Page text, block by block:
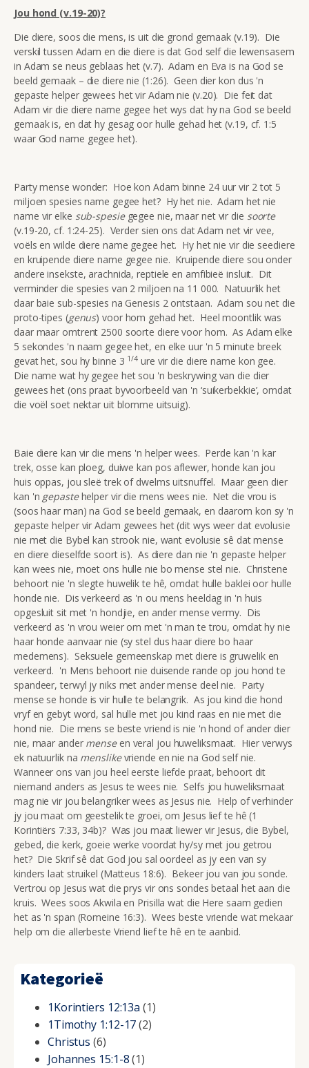
Jou hond (v.19-20)?
Die diere, soos die mens, is uit die grond gemaak (v.19). Die
verskil tussen Adam en die diere is dat God self die lewensasem
in Adam se neus geblaas het (v.7). Adam en Eva is na God se
beeld gemaak – die diere nie (1:26). Geen dier kon dus 'n
gepaste helper gewees het vir Adam nie (v.20). Die feit dat
Adam vir die diere name gegee het wys dat hy na God se beeld
gemaak is, en dat hy gesag oor hulle gehad het (v.19, cf. 1:5
waar God name gegee het).
Party mense wonder: Hoe kon Adam binne 24 uur vir 2 tot 5
miljoen spesies name gegee het? Hy het nie. Adam het nie
name vir elke sub-spesiegegee nie, maar net vir die soorte
(v.19-20, cf. 1:24-25). Verder sien ons dat Adam net vir vee,
voëls en wilde diere name gegee het. Hy het nie vir die seediere
en kruipende diere name gegee nie. Kruipende diere sou onder
andere insekste, arachnida, reptiele en amfibieë insluit. Dit
verminder die spesies van 2 miljoen na 11 000. Natuurlik het
daar baie sub-spesies na Genesis 2 ontstaan. Adam sou net die
proto-tipes (genus) voor hom gehad het. Heel moontlik was
daar maar omtrent 2500 soorte diere voor hom. As Adam elke
5 sekondes 'n naam gegee het, en elke uur 'n 5 minute breek
gevat het, sou hy binne 3 1/4 ure vir die diere name kon gee.
Die name wat hy gegee het sou 'n beskrywing van die dier
gewees het (ons praat byvoorbeeld van 'n ‘suikerbekkie’, omdat
die voël soet nektar uit blomme uitsuig).
Baie diere kan vir die mens 'n helper wees. Perde kan 'n kar
trek, osse kan ploeg, duiwe kan pos aflewer, honde kan jou
huis oppas, jou sleë trek of dwelms uitsnuffel. Maar geen dier
kan 'n gepastehelper vir die mens wees nie. Net die vrou is
(soos haar man) na God se beeld gemaak, en daarom kon sy 'n
gepaste helper vir Adam gewees het (dit wys weer dat evolusie
nie met die Bybel kan strook nie, want evolusie sê dat mense
en diere dieselfde soort is). As diere dan nie 'n gepaste helper
kan wees nie, moet ons hulle nie bo mense stel nie. Christene
behoort nie 'n slegte huwelik te hê, omdat hulle baklei oor hulle
honde nie. Dis verkeerd as 'n ou mens heeldag in 'n huis
opgesluit sit met 'n hondjie, en ander mense vermy. Dis
verkeerd as 'n vrou weier om met 'n man te trou, omdat hy nie
haar honde aanvaar nie (sy stel dus haar diere bo haar
medemens). Seksuele gemeenskap met diere is gruwelik en
verkeerd. 'n Mens behoort nie duisende rande op jou hond te
spandeer, terwyl jy niks met ander mense deel nie. Party
mense se honde is vir hulle te belangrik. As jou kind die hond
vryf en gebyt word, sal hulle met jou kind raas en nie met die
hond nie. Die mens se beste vriend is nie 'n hond of ander dier
nie, maar ander menseen veral jou huweliksmaat. Hier verwys
ek natuurlik na menslikevriende en nie na God self nie.
Wanneer ons van jou heel eerste liefde praat, behoort dit
niemand anders as Jesus te wees nie. Selfs jou huweliksmaat
mag nie vir jou belangriker wees as Jesus nie. Help of verhinder
jy jou maat om geestelik te groei, om Jesus lief te hê (1
Korintiërs 7:33, 34b)? Was jou maat liewer vir Jesus, die Bybel,
gebed, die kerk, goeie werke voordat hy/sy met jou getrou
het? Die Skrif sê dat God jou sal oordeel as jy een van sy
kinders laat struikel (Matteus 18:6). Bekeer jou van jou sonde.
Vertrou op Jesus wat die prys vir ons sondes betaal het aan die
kruis. Wees soos Akwila en Prisilla wat die Here saam gedien
het as 'n span (Romeine 16:3). Wees beste vriende wat mekaar
help om die allerbeste Vriend lief te hê en te aanbid.
Kategorieë
1Korintiers 12:13a (1)
1Timothy 1:12-17(2)
Christus (6)
Johannes 15:1-8(1)